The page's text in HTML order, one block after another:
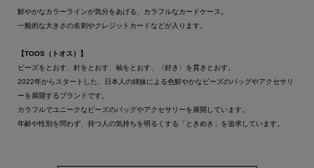
鮮やかなカラーラインが気分をあげる、カラフルなカードケース。
一般的な大きさの名刺やクレジットカードなどが入ります。
【TOOS（トオス）】
ビーズをとおす、針をとおす、袖をとおす、〈好き〉を貫きとおす。
2022年からスタートした、日本人の姉妹による色鮮やかなビーズのバッグやアクセサリ
ーを展開するブランドです。
カラフルでユニークなビーズのバッグやアクセサリーを展開しています。
年齢や性別を問わず、持つ人の気持ちを明るくする「ときめき」を追求しています。